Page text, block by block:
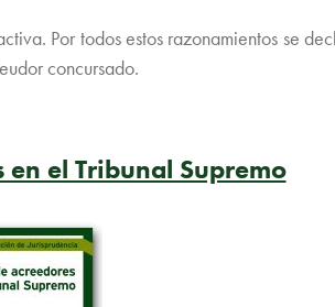
Por todos estos razonamientos se
concursado.
en el Tribunal Supremo